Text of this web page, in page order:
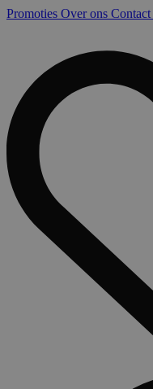
Promoties Over ons Contact